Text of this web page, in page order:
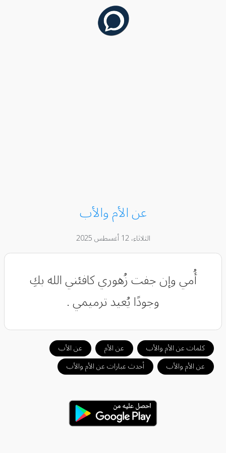
عن الأم والأب
الثلاثاء، 12 أغسطس 2025
أُمي وإن جفت زُهوري كافئني الله بكِ
وجودًا يُعيد ترميمي .
كلمات عن الأم والأب عن الأم
عن الأب
عن الأم والأب
أحدث عبارات عن الأم والأب